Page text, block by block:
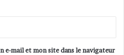
e-mail et mon site dans le navigateur